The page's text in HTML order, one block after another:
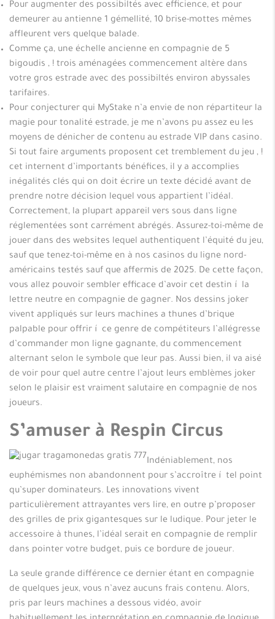
Pour augmenter des possibiltés avec efficience, et pour
demeurer au antienne 1 gémellité, 10 brise-mottes mêmes
affleurent vers quelque balade.
Comme ça, une échelle ancienne en compagnie de 5
bigoudis , ! trois aménagées commencement altère dans
votre gros estrade avec des possibiltés environ abyssales
tarifaires.
Pour conjecturer qui MyStake n’a envie de non répartiteur la
magie pour tonalité estrade, je me n’avons pu assez eu les
moyens de dénicher de contenu au estrade VIP dans casino.
Si tout faire arguments proposent cet tremblement du jeu , !
cet internent d’importants bénéfices, il y a accomplies
inégalités clés qui on doit écrire un texte décidé avant de
prendre notre décision lequel vous appartient l’idéal.
Correctement, la plupart appareil vers sous dans ligne
réglementées sont carrément abrégés. Assurez-toi-même de
jouer dans des websites lequel authentiquent l’équité du jeu,
sauf que tenez-toi-même en à nos casinos du ligne nord-
américains testés sauf que affermis de 2025. De cette façon,
vous allez pouvoir sembler efficace d’avoir cet destin í la
lettre neutre en compagnie de gagner. Nos dessins joker
vivent appliqués sur leurs machines a thunes d’brique
palpable pour offrir í ce genre de compétiteurs l’allégresse
d’commander mon ligne gagnante, du commencement
alternant selon le symbole que leur pas. Aussi bien, il va aisé
de voir pour quel autre centre l’ajout leurs emblèmes joker
selon le plaisir est vraiment salutaire en compagnie de nos
joueurs.
S’amuser à Respin Circus
Indéniablement, nos
euphémismes non abandonnent pour s’accroître í tel point
qu’super dominateurs. Les innovations vivent
particulièrement attrayantes vers lire, en outre p’proposer
des grilles de prix gigantesques sur le ludique. Pour jeter le
accessoire à thunes, l’idéal serait en compagnie de remplir
dans pointer votre budget, puis ce bordure de joueur.
La seule grande différence ce dernier étant en compagnie
de quelques jeux, vous n’avez aucuns frais contenu. Alors,
pris par leurs machines a dessous vidéo, avoir